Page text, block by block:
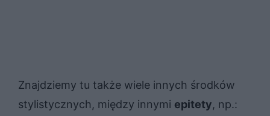
Znajdziemy tu także wiele innych środków
stylistycznych, między innymi epitety, np.: